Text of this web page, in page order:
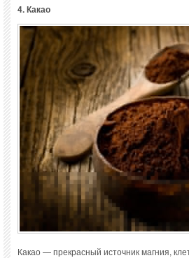
4. Какао
Какао — прекрасный источник магния,